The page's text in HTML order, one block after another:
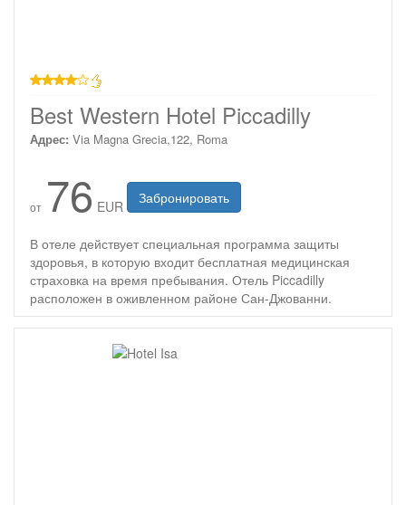
Best Western Hotel Piccadilly
Адрес: Via Magna Grecia,122, Roma
от 76 EUR Забронировать
В отеле действует специальная программа защиты
здоровья, в которую входит бесплатная медицинская
страховка на время пребывания. Отель Piccadilly
расположен в оживленном районе Сан-Джованни.